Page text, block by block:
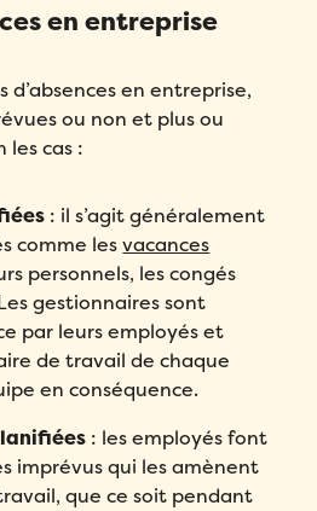
en entreprise
d’absences en entreprise,
ou non et plus ou
les cas :
: il s’agit généralement
comme lesvacances
personnels, les congés
gestionnaires sont
par leurs employés et
de travail de chaque
en conséquence.
: les employés font
imprévus qui les amènent
que ce soit pendant